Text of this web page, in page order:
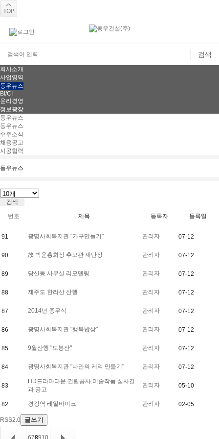
회사소개
사업영역
동우뉴스
BI/CI
윤리경영
정보광장
동우뉴스
동우뉴스
수주소식
채용공고
시공협력
동우뉴스
번호 제목 등록자 등록일
91 광명사회복지관 "가구만들기" 관리자 07-12
90 故 박운흥회장 추모관 재단장 관리자 07-12
89 당산동 사무실 리모델링 관리자 07-12
88 제주도 한라산 산행 관리자 07-12
87 2014년 종무식 관리자 07-12
86 광명사회복지관 "행복밥상" 관리자 07-12
85 9월산행 "도봉산" 관리자 07-12
84 광명사회복지관 "나만의 케익 만들기" 관리자 07-12
83
HD드라마타운 건립공사 미술작품 심사결
과 공고
관리자 05-10
82 경강역 레일바이크 관리자 02-05
RSS2.0 글쓰기
678910